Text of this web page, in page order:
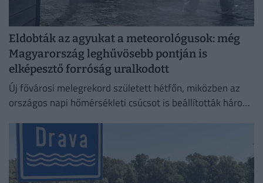
Eldobták az agyukat a meteorológusok: még
Magyarország leghűvösebb pontján is
elképesztő forróság uralkodott
Új fővárosi melegrekord született hétfőn, miközben az
országos napi hőmérsékleti csúcsot is beállították három